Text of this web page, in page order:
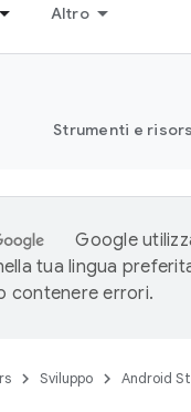
Altro
Strumenti e
Google
tua lingua
contenere errori.
Sviluppo Android